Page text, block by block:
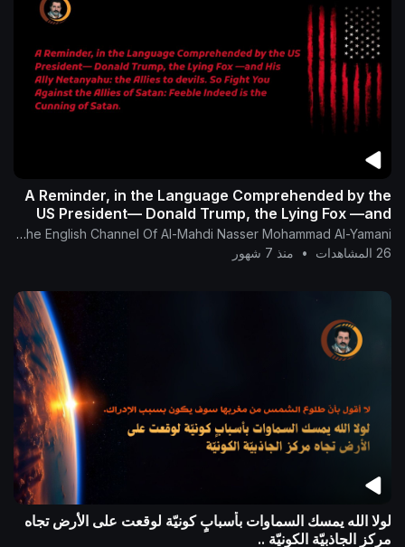
‎A Reminder, in the Language Comprehended by the
US President— Donald Trump, the Lying Fox —and
His Ally Netanyahu: the Allies to devils.
The English Channel Of Al-Mahdi Nasser Mohammad Al-Yamani
26 المشاهدات
• منذ 7 شهور
لولا الله يمسك السماوات بأسبابٍ كونيّة لوقعت على الأرض تجاه
مركز الجاذبيّة الكونيّة ..